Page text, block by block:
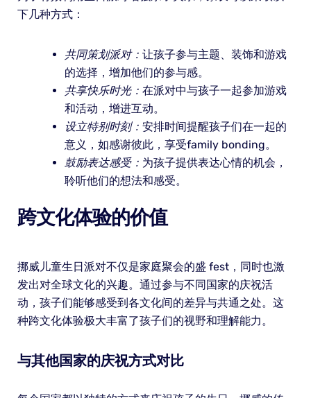
下几种方式：
共同策划派对： 让孩子参与主题、装饰和游戏
的选择，增加他们的参与感。
共享快乐时光： 在派对中与孩子一起参加游戏
和活动，增进互动。
设立特别时刻： 安排时间提醒孩子们在一起的
意义，如感谢彼此，享受family bonding。
鼓励表达感受： 为孩子提供表达心情的机会，
聆听他们的想法和感受。
跨文化体验的价值
挪威儿童生日派对不仅是家庭聚会的盛 fest，同时也激
发出对全球文化的兴趣。通过参与不同国家的庆祝活
动，孩子们能够感受到各文化间的差异与共通之处。这
种跨文化体验极大丰富了孩子们的视野和理解能力。
与其他国家的庆祝方式对比